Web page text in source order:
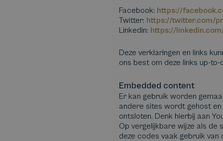
Facebook: https://
Twitter: https://twitter.com/
Linkedin: https://
Deze verklaringen en links
ons best om deze links up-to-
Embedded content
Er kan gebruik worden
andere sites wordt gehost
ontsloten. Denk hierbij aan
Op vergelijkbare wijze als de
deze codes vaak gebruik